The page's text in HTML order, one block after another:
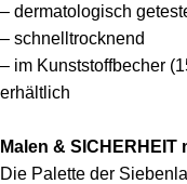
– dermatologisch
– schnelltrocknend
– im Kunststoffbecher
erhältlich
Malen & SICHERHEIT
Die Palette der